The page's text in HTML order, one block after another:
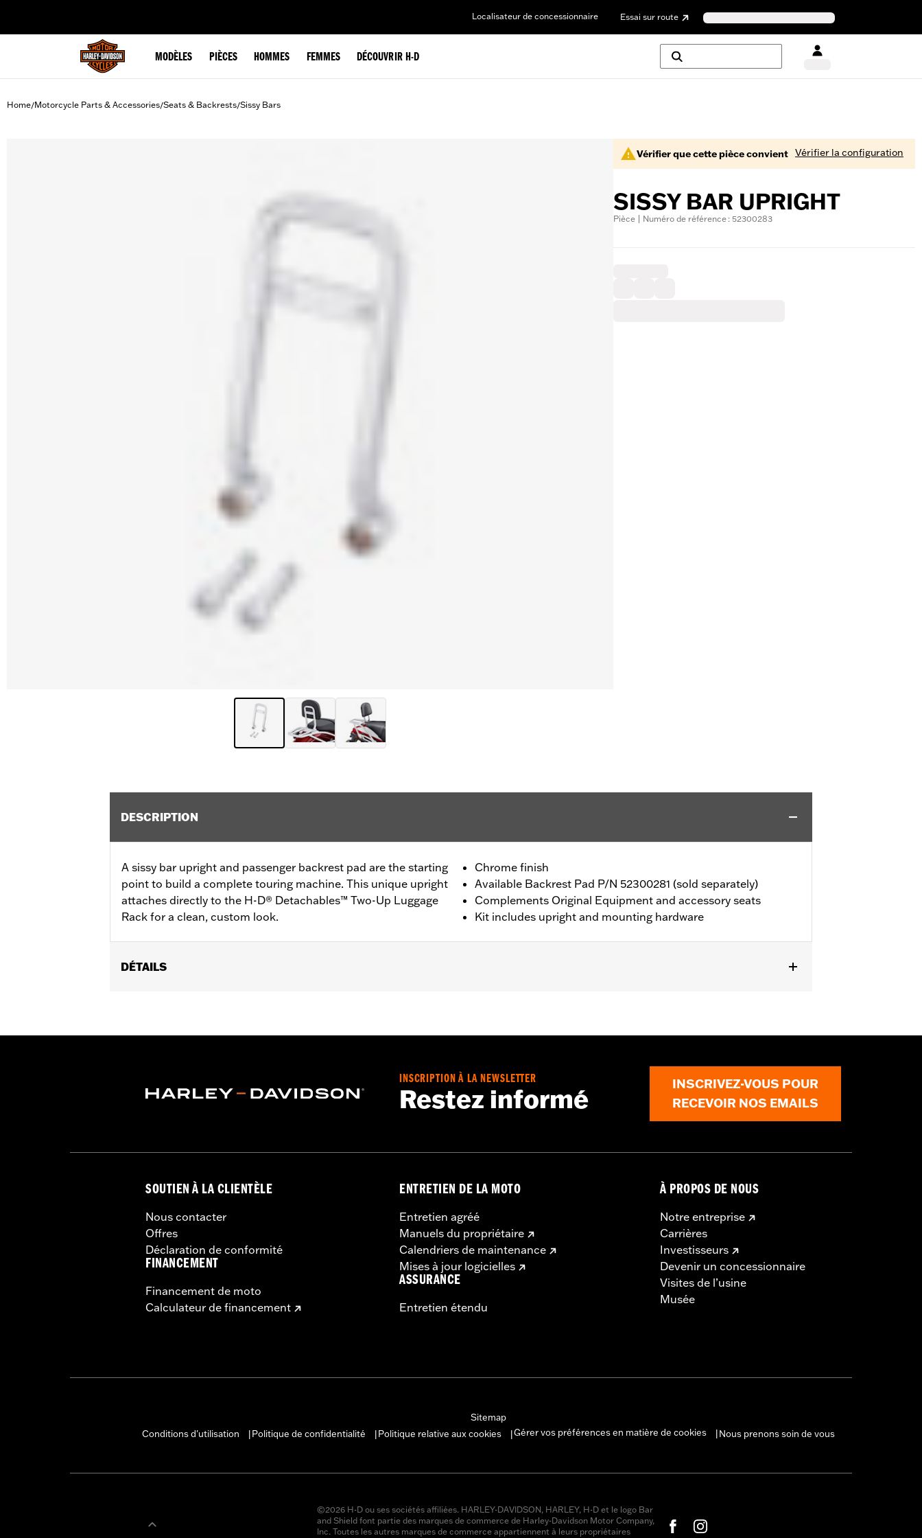
Localisateur de concessionnaire Essai sur route
MODÈLES PIÈCES HOMMES FEMMES DÉCOUVRIR H-D
Home/Motorcycle Parts & Accessories/Seats & Backrests/Sissy Bars
Vérifier que cette pièce convient Vérifier la configuration
SISSY BAR UPRIGHT
Pièce | Numéro de référence : 52300283
DESCRIPTION
A sissy bar upright and passenger backrest pad are the starting
point to build a complete touring machine. This unique upright
attaches directly to the H-D® Detachables™ Two-Up Luggage
Rack for a clean, custom look.
Chrome finish
Available Backrest Pad P/N 52300281 (sold separately)
Complements Original Equipment and accessory seats
Kit includes upright and mounting hardware
DÉTAILS
Shape:Round Bar
Material Height UOM: Inches
INSCRIPTION À LA NEWSLETTER
Restez informé
INSCRIVEZ-VOUS POUR
RECEVOIR NOS EMAILS
SOUTIEN À LA CLIENTÈLE
Nous contacter
Offres
Déclaration de conformité
FINANCEMENT
Financement de moto
Calculateur de financement
ENTRETIEN DE LA MOTO
Entretien agréé
Manuels du propriétaire
Calendriers de maintenance
Mises à jour logicielles
ASSURANCE
Entretien étendu
À PROPOS DE NOUS
Notre entreprise
Carrières
Investisseurs
Devenir un concessionnaire
Visites de l’usine
Musée
Sitemap
Conditions d'utilisation
Politique de confidentialité Politique relative aux cookies Gérer vos préférences en matière de cookies Nous prenons soin de vous
©2026 H-D ou ses sociétés affiliées. HARLEY-DAVIDSON, HARLEY, H-D et le logo Bar
and Shield font partie des marques de commerce de Harley-Davidson Motor Company,
Inc. Toutes les autres marques de commerce appartiennent à leurs propriétaires